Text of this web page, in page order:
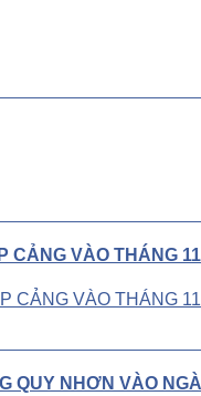
CẢNG VÀO THÁNG 11
QUY NHƠN VÀO